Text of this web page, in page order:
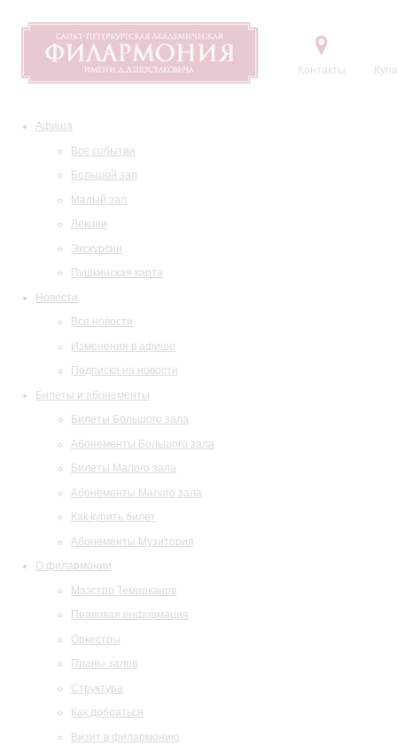
Контакты
Афиша
Все события
Большой зал
Малый зал
Лекции
Экскурсии
Пушкинская карта
Новости
Все новости
Изменения в афише
Подписка на новости
Билеты и абонементы
Билеты Большого зала
Абонементы Большого зала
Билеты Малого зала
Абонементы Малого зала
Как купить билет
Абонементы Музитория
О филармонии
Маэстро Темирканов
Правовая информация
Оркестры
Планы залов
Структура
Как добраться
Визит в филармонию